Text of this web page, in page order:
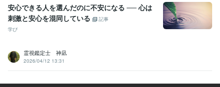
安心できる人を選んだのに不安になる ── 心は
刺激と安心を混同している
記事
学び
霊視鑑定士 神凪
2026/04/12 13:31